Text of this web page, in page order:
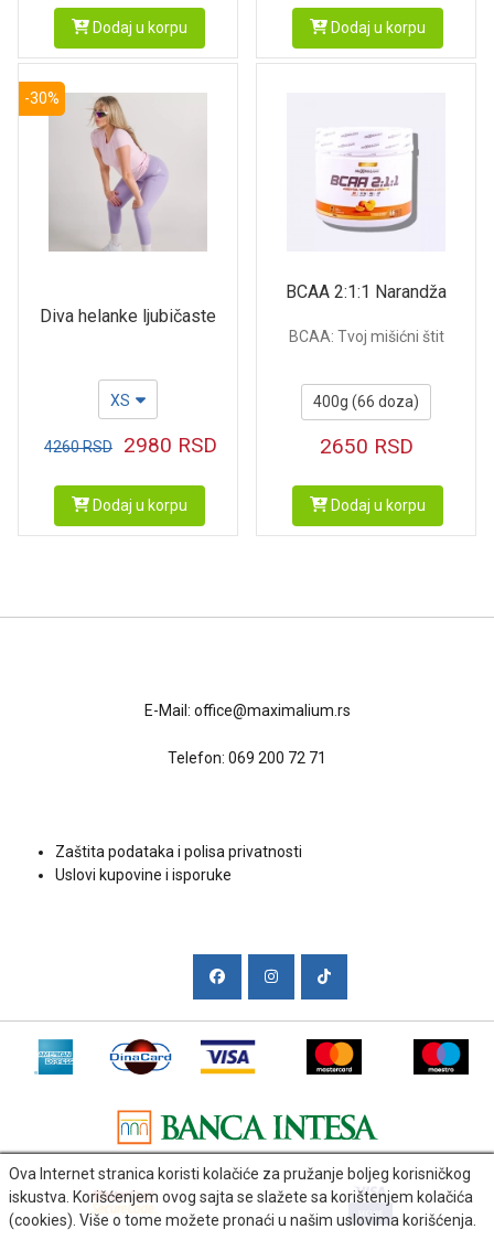
Dodaj u korpu Dodaj u korpu
-30%
Diva helanke ljubičaste
XS
4260RSD 2980 RSD
Dodaj u korpu
BCAA 2:1:1 Narandža
BCAA: Tvoj mišićni štit
400g (66 doza)
2650 RSD
Dodaj u korpu
E-Mail: office@maximalium.rs
Telefon: 069 200 72 71
Zaštita podataka i polisa privatnosti
Uslovi kupovine i isporuke
Ova Internet stranica koristi kolačiće za pružanje boljeg korisničkog
iskustva. Korišćenjem ovog sajta se slažete sa korištenjem kolačića
(cookies). Više o tome možete pronaći u našim uslovima korišćenja.